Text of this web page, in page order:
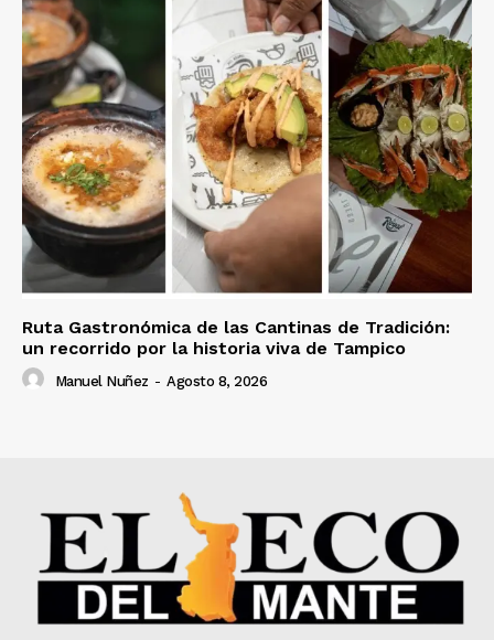
Ruta Gastronómica de las Cantinas de Tradición:
un recorrido por la historia viva de Tampico
Manuel Nuñez - Agosto 8, 2026